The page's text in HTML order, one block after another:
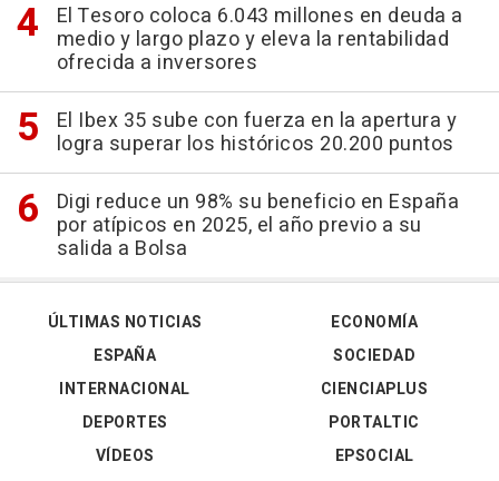
El Tesoro coloca 6.043 millones en deuda a
medio y largo plazo y eleva la rentabilidad
ofrecida a inversores
El Ibex 35 sube con fuerza en la apertura y
logra superar los históricos 20.200 puntos
Digi reduce un 98% su beneficio en España
por atípicos en 2025, el año previo a su
salida a Bolsa
ÚLTIMAS NOTICIAS
ESPAÑA
INTERNACIONAL
DEPORTES
VÍDEOS
ECONOMÍA
SOCIEDAD
CIENCIAPLUS
PORTALTIC
EPSOCIAL